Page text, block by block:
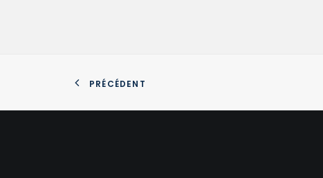
PRÉCÉDENT